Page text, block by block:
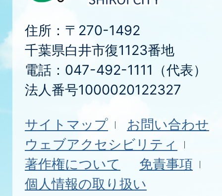
住所：〒270-1492
千葉県白井市復1123番地
電話：047-492-1111（代表）
法人番号1000020122327
サイトマップ
お問い合わせ
ウェブアクセシビリティ
著作権について
免責事項
個人情報の取り扱い